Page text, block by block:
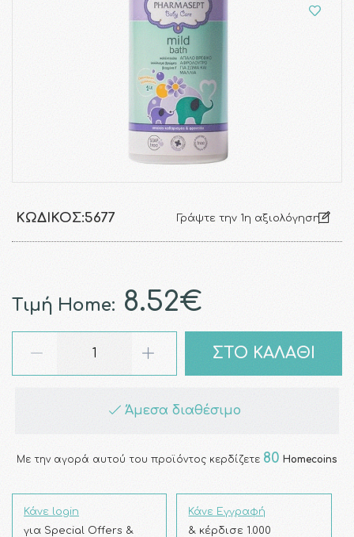
ΚΩΔΙΚΌΣ:5677 Γράψτε την 1η αξιολόγηση
Τιμή Home: 8.52€
ΣΤΟ ΚΑΛΑΘΙ
Άμεσα διαθέσιμο
Με την αγορά αυτού του προϊόντος κερδίζετε 80 Homecoins
Κάνε login
για Special Offers &
Κάνε Εγγραφή
& κέρδισε 1.000